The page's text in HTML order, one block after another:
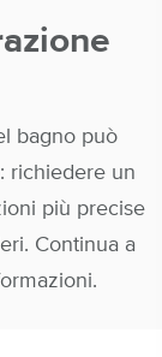
bagno può
richiedere un
più precise
Continua a